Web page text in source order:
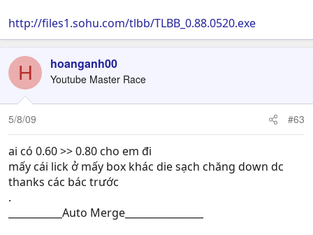
http://files1.sohu.com/tlbb/TLBB_0.88.0520.exe
H hoanganh00
Youtube Master Race
5/8/09 #63
ai có 0.60 >> 0.80 cho em đi
mấy cái lick ở mấy box khác die sạch chăng down dc
thanks các bác trước
.
___________Auto Merge________________